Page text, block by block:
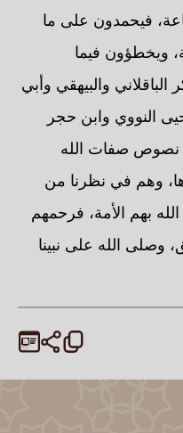
فيحمدون على ما
ويخطؤون فيما
الباقلاني والبيهقي وأبي
النووي وابن حجر
نصوص صفات الله
وهم في نظرنا من
بهم الأمة، فرحمهم
وصلى الله على نبينا